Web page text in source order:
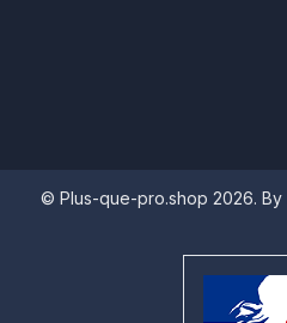
© Plus-que-pro.shop 2026. By